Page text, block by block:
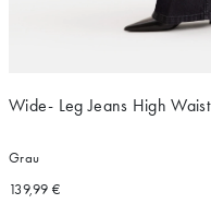
Wide- Leg Jeans High Waist
Grau
139,99 €